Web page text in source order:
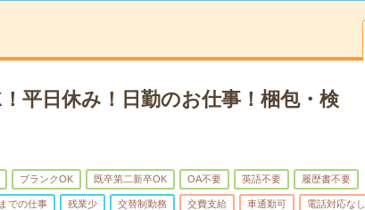
平日休み！日勤のお仕事！梱包・検
ブランクOK 既卒第二新卒OK OA不要 英語不要 履歴書不要
での仕事 残業少 交替制勤務 交費支給 車通勤可 電話対応なし